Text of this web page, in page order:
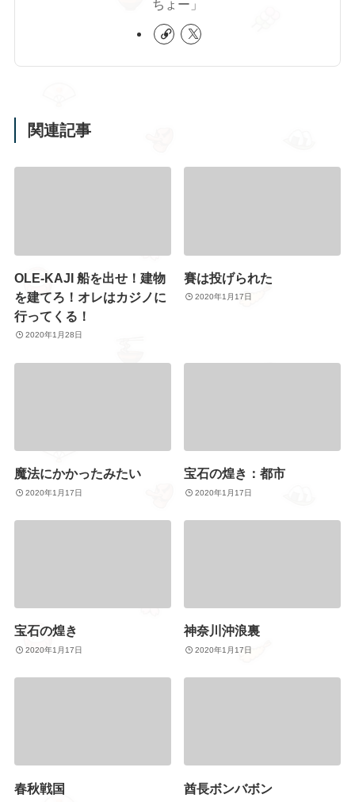
ちょー」
関連記事
OLE-KAJI 船を出せ！建物
を建てろ！オレはカジノに
行ってくる！
2020年1月28日
賽は投げられた
2020年1月17日
魔法にかかったみたい
2020年1月17日
宝石の煌き：都市
2020年1月17日
宝石の煌き
2020年1月17日
神奈川沖浪裏
2020年1月17日
春秋戦国 酋長ボンバボン